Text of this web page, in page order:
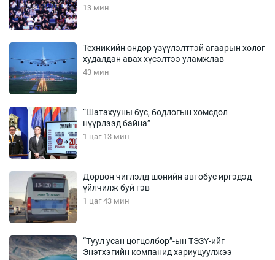
13 мин
Техникийн өндөр үзүүлэлттэй агаарын хөлөг
худалдан авах хүсэлтээ уламжлав
43 мин
“Шатахууны бус, бодлогын хомсдол
нүүрлээд байна”
1 цаг 13 мин
Дөрвөн чиглэлд шөнийн автобус иргэдэд
үйлчилж буй гэв
1 цаг 43 мин
“Туул усан цогцолбор”-ын ТЭЗҮ-ийг
Энэтхэгийн компанид хариуцуулжээ